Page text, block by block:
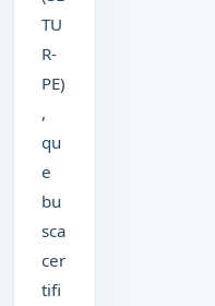
TU
R-
PE)
,
qu
e
bu
sca
cer
tifi